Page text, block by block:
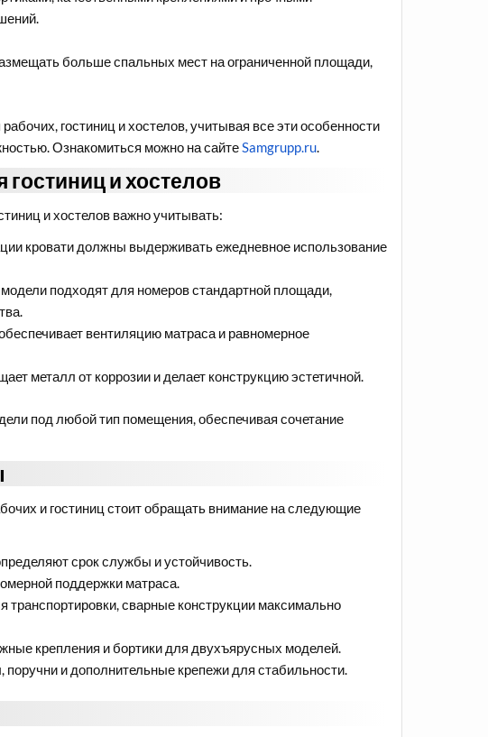
больше спальных мест на ограниченной площади,
гостиниц и хостелов, учитывая все эти особенности
Ознакомиться можно на сайтеSamgrupp.ru.
и хостелов
и хостелов важно учитывать:
кровати должны выдерживать ежедневное использование
подходят для номеров стандартной площади,
вентиляцию матраса и равномерное
металл от коррозии и делает конструкцию эстетичной.
под любой тип помещения, обеспечивая сочетание
и гостиниц стоит обращать внимание на следующие
срок службы и устойчивость.
поддержки матраса.
сварные конструкции максимально
крепления и бортики для двухъярусных моделей.
и дополнительные крепежи для стабильности.